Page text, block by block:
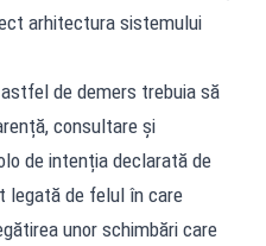
arhitectura sistemului
de demers trebuia să
consultare și
de intenția declarată de
legată de felul în care
unor schimbări care